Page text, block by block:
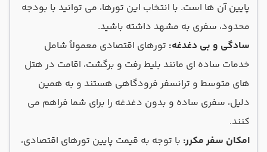
پایین آن ها است. با انتخاب این تورها، می توانید با بودجه
محدود، سفری به مشهد داشته باشید.
سادگی و بی دغدغه: تورهای اقتصادی معمولاً شامل
خدمات ساده ای مانند بلیط رفت و برگشت، اقامت در هتل
های متوسط و ترانسفر فرودگاهی هستند و به همین
دلیل، سفری ساده و بدون دغدغه را برای شما فراهم می
کنند.
امکان سفر مکرر: با توجه به قیمت پایین تورهای اقتصادی،